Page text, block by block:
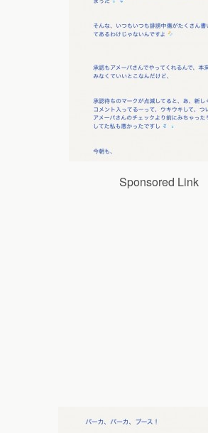
Sponsored Link